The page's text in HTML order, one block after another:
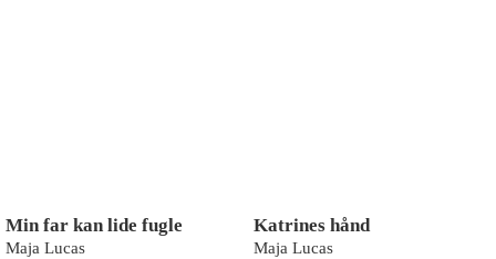
Min far kan lide fugle
Maja Lucas
Katrines hånd
Maja Lucas